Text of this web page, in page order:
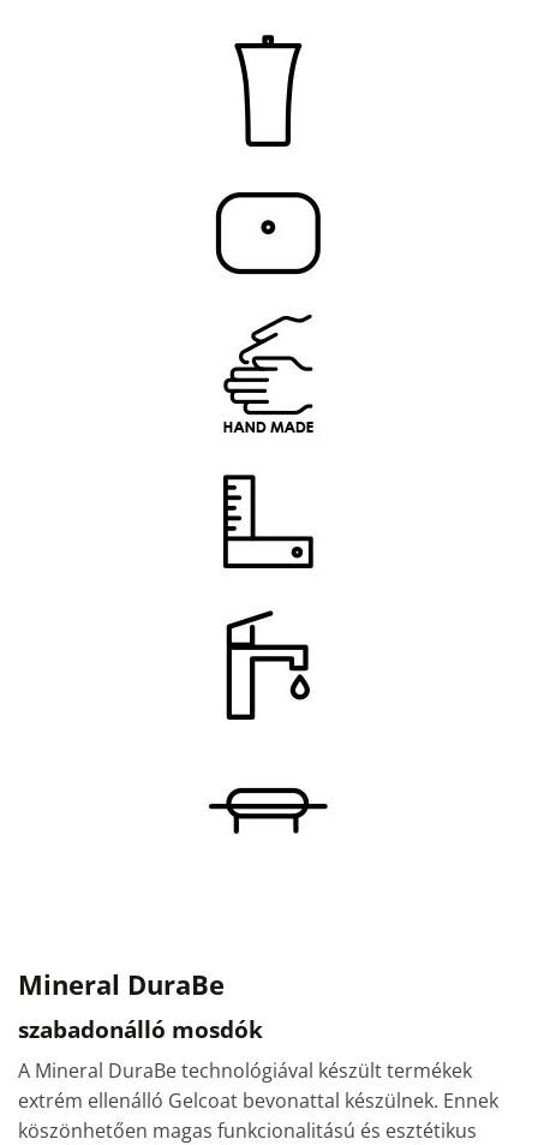
Mineral DuraBe
szabadonálló mosdók
A Mineral DuraBe technológiával készült termékek
extrém ellenálló Gelcoat bevonattal készülnek. Ennek
köszönhetően magas funkcionalitású és esztétikus